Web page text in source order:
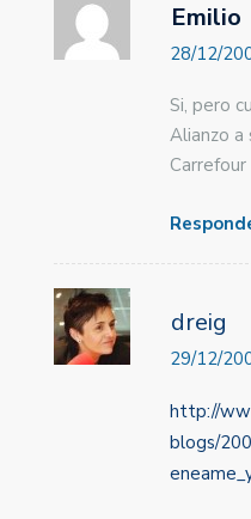
Emilio
28/12/
Si, pero
Alianzo a
Carrefour
dreig
29/12/
http://
blogs/